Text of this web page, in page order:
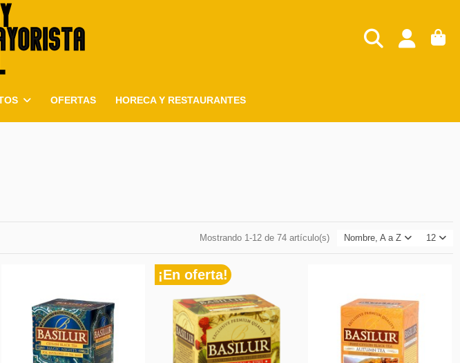
OFERTAS HORECA Y RESTAURANTES
Mostrando 1-12 de 74 artículo(s) Nombre, A a Z 12
¡En oferta!